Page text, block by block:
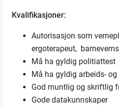
Kvalifikasjoner:
Autorisasjon som
ergoterapeut,
Må ha gyldig politiattest
Må ha gyldig arbeids-
God muntlig og skriftlig
Gode datakunnskaper